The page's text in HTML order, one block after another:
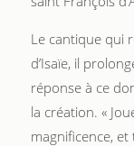
Le cantique qui
d’Isaïe, il
réponse à ce
la création. «
magnificence,